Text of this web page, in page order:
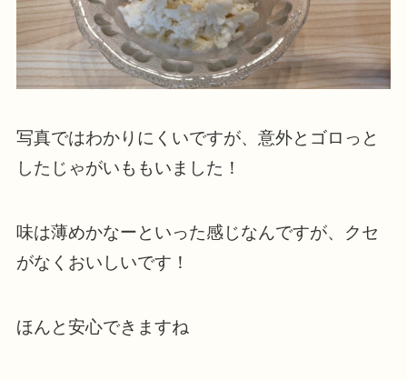
写真ではわかりにくいですが、意外とゴロっと
したじゃがいももいました！
味は薄めかなーといった感じなんですが、クセ
がなくおいしいです！
ほんと安心できますね